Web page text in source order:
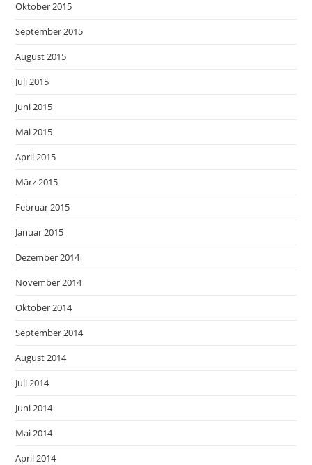
Oktober 2015
September 2015
August 2015
Juli 2015
Juni 2015
Mai 2015
April 2015
März 2015
Februar 2015
Januar 2015
Dezember 2014
November 2014
Oktober 2014
September 2014
August 2014
Juli 2014
Juni 2014
Mai 2014
April 2014